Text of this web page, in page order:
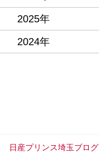
2025年
2024年
日産プリンス埼玉ブログ